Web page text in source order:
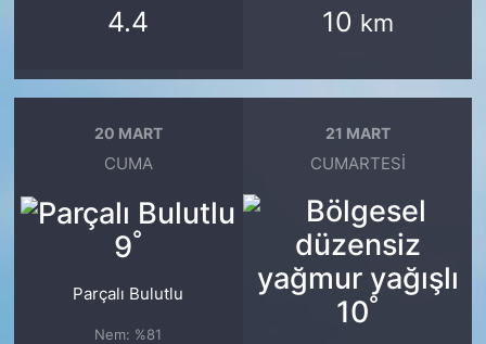
4.4 10 km
20 MART
CUMA
9°
Parçalı Bulutlu
Nem: %81
21 MART
CUMARTESI
10°